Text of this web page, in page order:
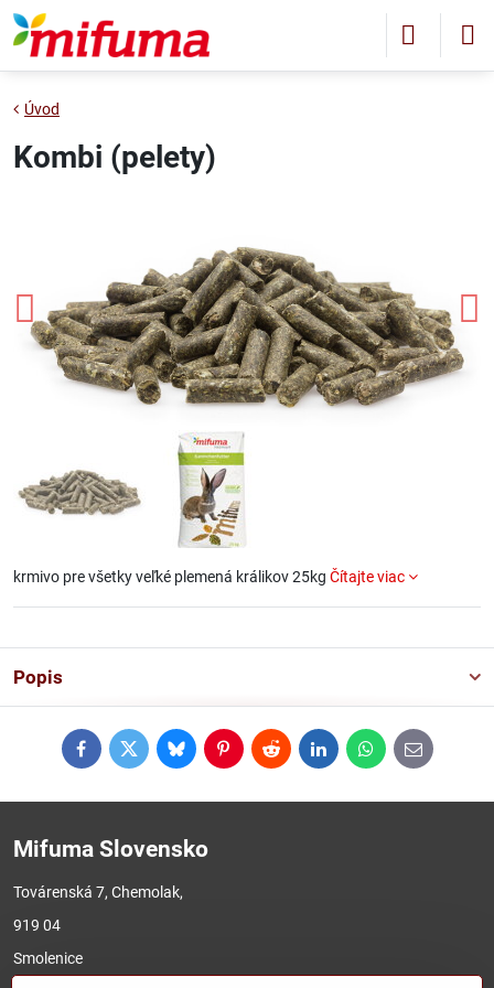
Úvod
Kombi (pelety)
krmivo pre všetky veľké plemená králikov 25kg Čítajte viac
Popis
FacebookTwitterBlueskyPinterestRedditLinkedInWhatsApp
E-
mail
Mifuma Slovensko
Továrenská 7, Chemolak,
919 04
Smolenice